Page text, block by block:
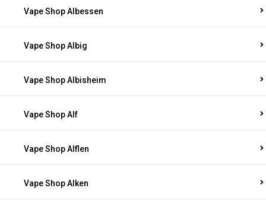
Vape Shop Albessen
Vape Shop Albig
Vape Shop Albisheim
Vape Shop Alf
Vape Shop Alflen
Vape Shop Alken